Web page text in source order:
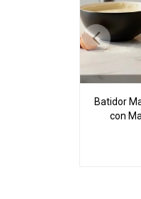
Batidor
con